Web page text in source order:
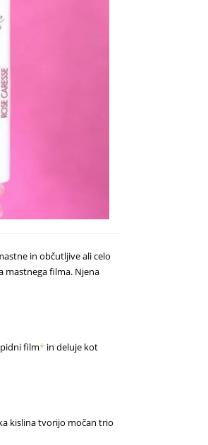
in občutljive ali celo
mastnega filma. Njena
film*in deluje kot
kislina tvorijo močan trio